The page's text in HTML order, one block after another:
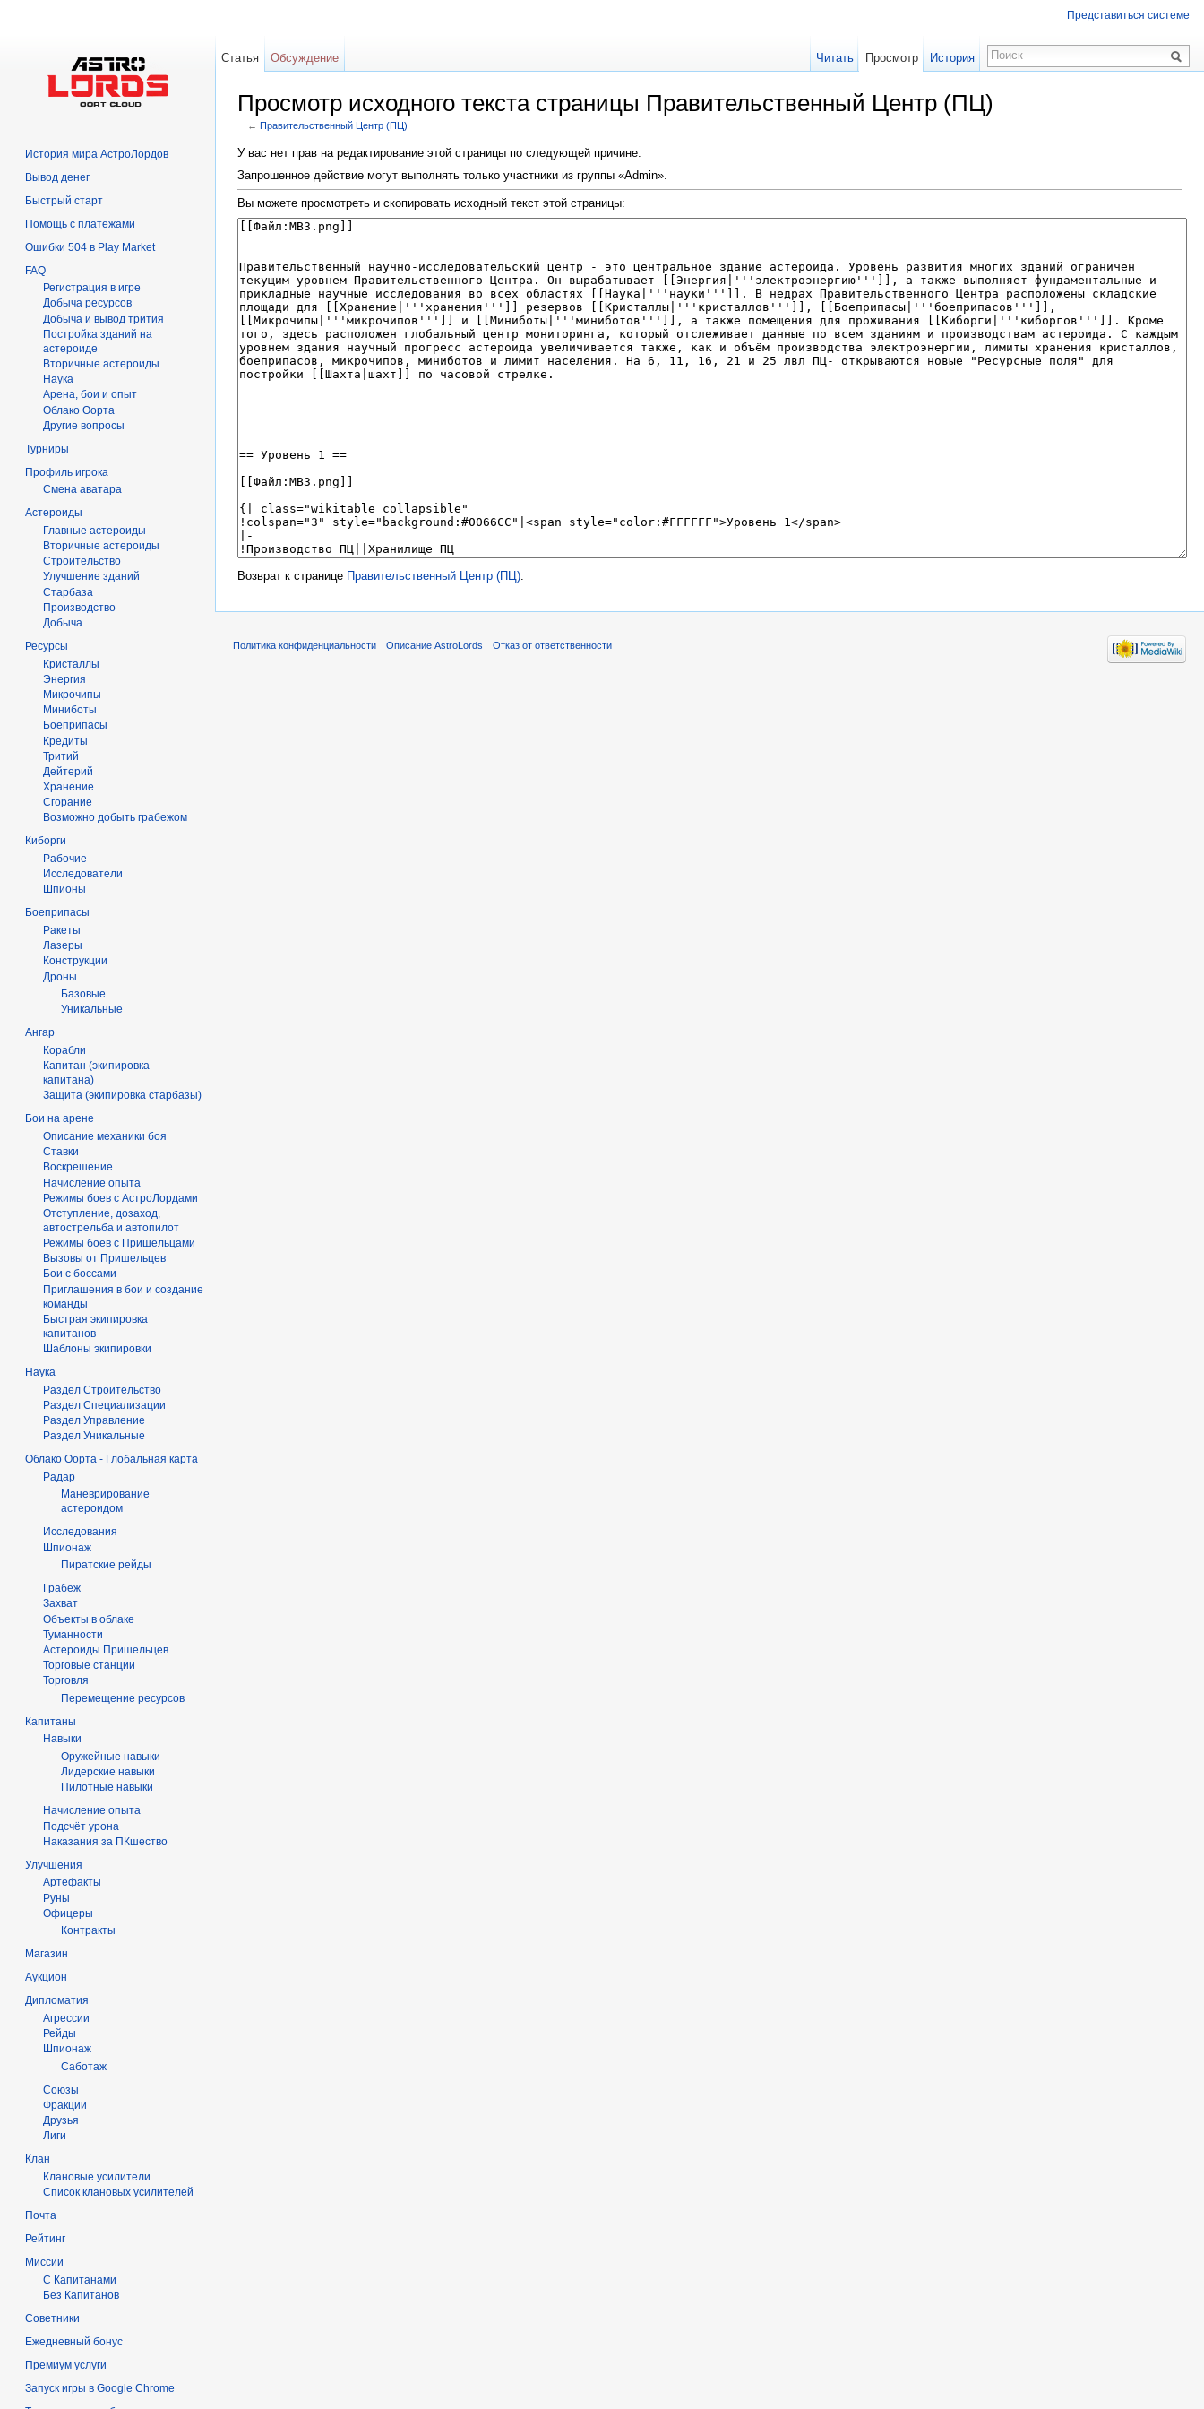
Просмотр исходного текста страницы Правительственный Центр (ПЦ)
← Правительственный Центр (ПЦ)
У вас нет прав на редактирование этой страницы по следующей причине:
Запрошенное действие могут выполнять только участники из группы «Admin».
Вы можете просмотреть и скопировать исходный текст этой страницы:
Возврат к странице Правительственный Центр (ПЦ)
Представиться системе
Статья Обсуждение Читать Просмотр История
История мира АстроЛордов
Вывод денег
Быстрый старт
Помощь с платежами
Ошибки 504 в Play Market
FAQ
Регистрация в игре
Добыча ресурсов
Добыча и вывод трития
Постройка зданий на
астероиде
Вторичныe астероиды
Hаука
Арена, бои и опыт
Облако Оорта
Другие вопросы
Турниры
Профиль игрока
Смена аватара
Астероиды
Главные астероиды
Вторичные астероиды
Строительство
Улучшение зданий
Старбаза
Производство
Добыча
Ресурсы
Кристаллы
Энергия
Микрочипы
Миниботы
Боеприпасы
Кредиты
Тритий
Дейтерий
Хранение
Сгорание
Возможно добыть грабежом
Киборги
Рабочие
Исследователи
Шпионы
Боеприпасы
Ракеты
Лазеры
Конструкции
Дроны
Базовые
Уникальные
Ангар
Корабли
Капитан (экипировка
капитана)
Защита (экипировка старбазы)
Бои на арене
Описание механики боя
Ставки
Воскрешение
Начисление опыта
Режимы боев с АстроЛордами
Отступление, дозаход,
автострельба и автопилот
Режимы боев с Пришельцами
Вызовы от Пришельцев
Бои с боссами
Приглашения в бои и создание
команды
Быстрая экипировка
капитанов
Шаблоны экипировки
Наука
Раздел Строительство
Раздел Специализации
Раздел Управление
Раздел Уникальные
Облако Оорта - Глобальная карта
Радар
Маневрирование
астероидом
Исследования
Шпионаж
Пиратские рейды
Грабеж
Захват
Объекты в облаке
Туманности
Астероиды Пришельцев
Торговые станции
Торговля
Перемещение ресурсов
Капитаны
Навыки
Оружейные навыки
Лидерские навыки
Пилотные навыки
Начисление опыта
Подсчёт урона
Наказания за ПКшество
Улучшения
Артефакты
Руны
Офицеры
Контракты
Магазин
Аукцион
Дипломатия
Агрессии
Рейды
Шпионаж
Саботаж
Союзы
Фракции
Друзья
Лиги
Клан
Клановые усилители
Список клановых усилителей
Почта
Рейтинг
Миссии
С Капитанами
Без Капитанов
Советники
Ежедневный бонус
Премиум услуги
Запуск игры в Google Chrome
Политика конфиденциальности Описание AstroLords Отказ от ответственности